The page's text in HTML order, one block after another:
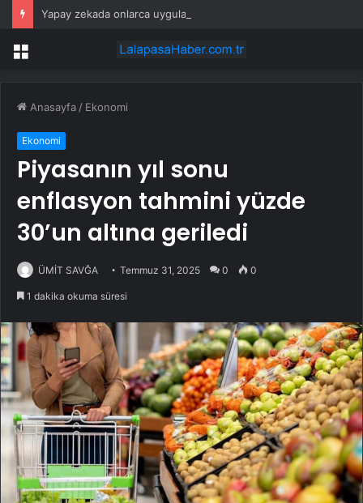
Menü
Anasayfa / Ekonomi
Ekonomi
Piyasanın yıl sonu
enflasyon tahmini yüzde
30’un altına geriledi
ÜMİT SAVĞA Temmuz 31, 2025 0 0
1 dakika okuma süresi